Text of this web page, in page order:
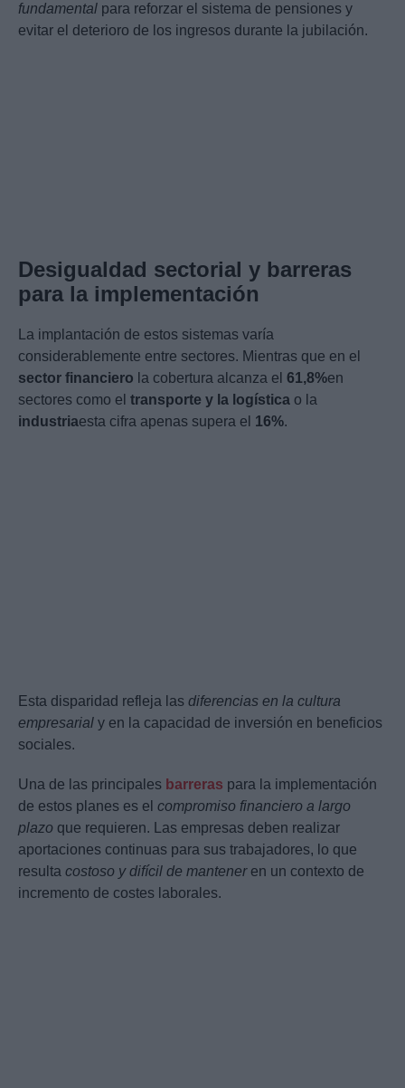
fundamental para reforzar el sistema de pensiones y
evitar el deterioro de los ingresos durante la jubilación.
Desigualdad sectorial y barreras
para la implementación
La implantación de estos sistemas varía
considerablemente entre sectores. Mientras que en el
sector financiero la cobertura alcanza el 61,8%en
sectores como el transporte y la logística o la
industriaesta cifra apenas supera el 16%.
Esta disparidad refleja las diferencias en la cultura
empresarial y en la capacidad de inversión en beneficios
sociales.
Una de las principales barreras para la implementación
de estos planes es el compromiso financiero a largo
plazo que requieren. Las empresas deben realizar
aportaciones continuas para sus trabajadores, lo que
resulta costoso y difícil de manteneren un contexto de
incremento de costes laborales.